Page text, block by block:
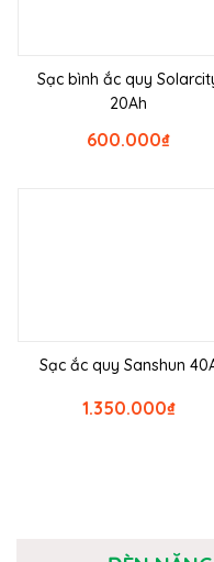
Sạc bình ắc quy
20Ah
₫
600.000
Sạc ắc quy Sanshun
₫
1.350.000